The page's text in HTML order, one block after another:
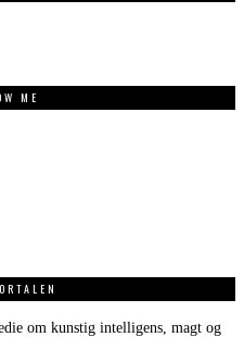
ME
om kunstig intelligens, magt og